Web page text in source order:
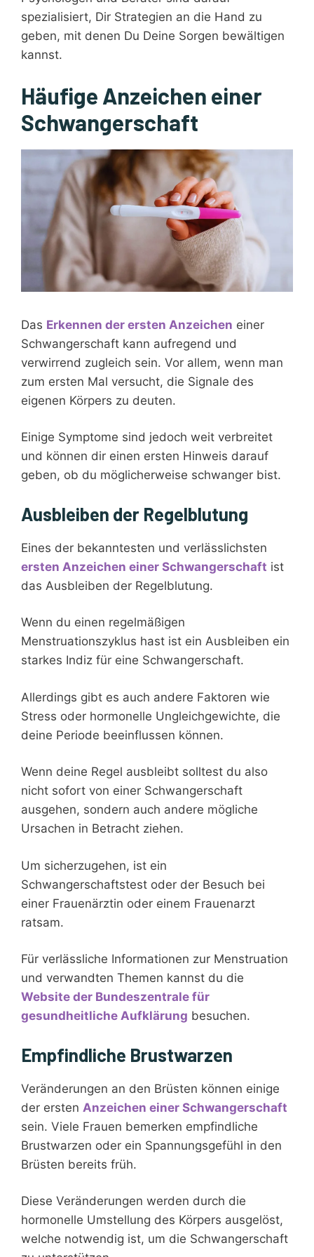
spezialisiert, Dir Strategien an die Hand zu
geben, mit denen Du Deine Sorgen bewältigen
kannst.
Häufige Anzeichen einer
Schwangerschaft
Das Erkennen der ersten Anzeichen einer
Schwangerschaft kann aufregend und
verwirrend zugleich sein. Vor allem, wenn man
zum ersten Mal versucht, die Signale des
eigenen Körpers zu deuten.
Einige Symptome sind jedoch weit verbreitet
und können dir einen ersten Hinweis darauf
geben, ob du möglicherweise schwanger bist.
Ausbleiben der Regelblutung
Eines der bekanntesten und verlässlichsten
ersten Anzeichen einer Schwangerschaft ist
das Ausbleiben der Regelblutung.
Wenn du einen regelmäßigen
Menstruationszyklus hast ist ein Ausbleiben ein
starkes Indiz für eine Schwangerschaft.
Allerdings gibt es auch andere Faktoren wie
Stress oder hormonelle Ungleichgewichte, die
deine Periode beeinflussen können.
Wenn deine Regel ausbleibt solltest du also
nicht sofort von einer Schwangerschaft
ausgehen, sondern auch andere mögliche
Ursachen in Betracht ziehen.
Um sicherzugehen, ist ein
Schwangerschaftstest oder der Besuch bei
einer Frauenärztin oder einem Frauenarzt
ratsam.
Für verlässliche Informationen zur Menstruation
und verwandten Themen kannst du die
Website der Bundeszentrale für
gesundheitliche Aufklärung besuchen.
Empfindliche Brustwarzen
Veränderungen an den Brüsten können einige
der ersten Anzeichen einer Schwangerschaft
sein. Viele Frauen bemerken empfindliche
Brustwarzen oder ein Spannungsgefühl in den
Brüsten bereits früh.
Diese Veränderungen werden durch die
hormonelle Umstellung des Körpers ausgelöst,
welche notwendig ist, um die Schwangerschaft